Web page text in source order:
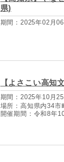
県)
期間：2025年02月
【よさこい高知
期間：2025年10月
場所：高知県内34市
開催期間：令和8年